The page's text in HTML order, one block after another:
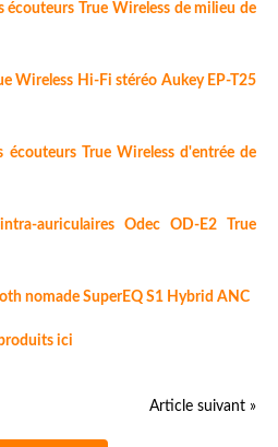
écouteurs True Wireless de milieu de
Wireless Hi-Fi stéréo Aukey EP-T25
écouteurs True Wireless d'entrée de
auriculaires Odec OD-E2 True
nomade SuperEQ S1 Hybrid ANC
ici
Article suivant »